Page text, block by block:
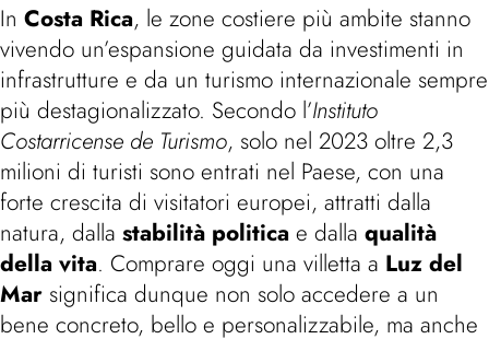
In Costa Rica, le zone costiere più ambite stanno
vivendo un’espansione guidata da investimenti in
infrastrutture e da un turismo internazionale sempre
più destagionalizzato. Secondo l’Instituto
Costarricense de Turismo, solo nel 2023 oltre 2,3
milioni di turisti sono entrati nel Paese, con una
forte crescita di visitatori europei, attratti dalla
natura, dalla stabilità politica e dalla qualità
della vita. Comprare oggi una villetta a Luz del
Mar significa dunque non solo accedere a un
bene concreto, bello e personalizzabile, ma anche